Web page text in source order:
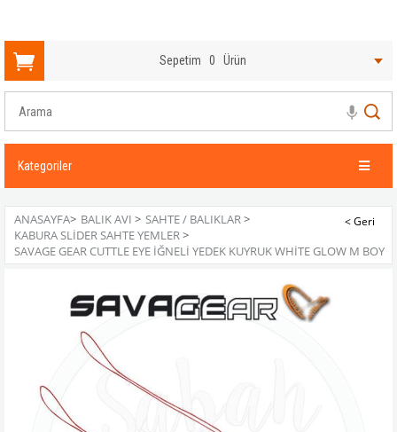
Sepetim 0 Ürün
Kategoriler
ANASAYFA> BALIK AVI > SAHTE / BALIKLAR>
KABURA SLIDER SAHTE YEMLER>
SAVAGE GEAR CUTTLE EYE İĞNELI YEDEK KUYRUK WHITE GLOW M BOY